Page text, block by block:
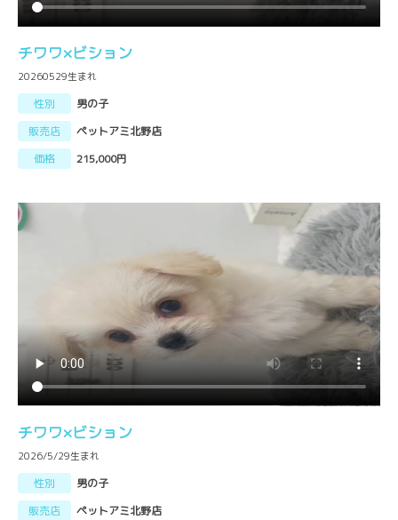
チワワ×ビション
20260529生まれ
性別
男の子
販売店
ペットアミ北野店
価格
215,000円
チワワ×ビション
2026/5/29生まれ
性別
男の子
販売店
ペットアミ北野店